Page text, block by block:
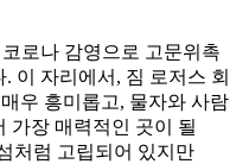
로나 감영으로 고문위촉
이 자리에서, 짐 로저스 회
우 흥미롭고, 물자와 사람
가장 매력적인 곳이 될
처럼 고립되어 있지만